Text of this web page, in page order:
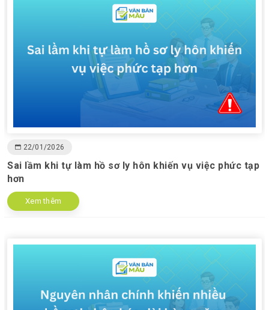
22/01/2026
Sai lầm khi tự làm hồ sơ ly hôn khiến vụ việc phức tạp
hơn
Xem thêm